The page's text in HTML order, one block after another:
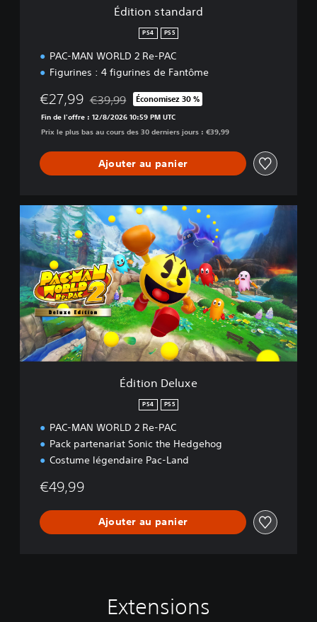
Édition standard
PS4 PS5
PAC-MAN WORLD 2 Re-PAC
Figurines : 4 figurines de Fantôme
€27,99 Remise par rapport au prix d'origine de €39,99
€39,99 Économisez 30 %
Fin de l'offre : 12/8/2026 10:59 PM UTC
Prix le plus bas au cours des 30 derniers jours : €39,99
Ajouter au panier
d
t
i
n
D
e
l
u
x
Édition Deluxe
PS4 PS5
PAC-MAN WORLD 2 Re-PAC
Pack partenariat Sonic the Hedgehog
Costume légendaire Pac-Land
€49,99
Ajouter au panier
Extensions